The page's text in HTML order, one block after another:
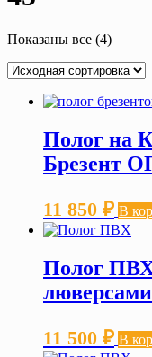
Показаны все (4)
Полог на
Брезент
11 850 ₽ В
Полог ПВХ
люверсами
11 500 ₽ В